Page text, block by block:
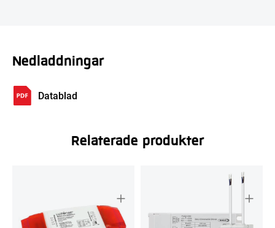
Nedladdningar
Datablad
Relaterade produkter